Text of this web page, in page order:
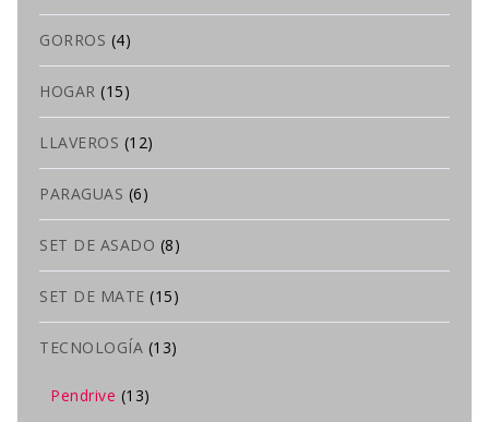
GORROS (4)
HOGAR (15)
LLAVEROS (12)
PARAGUAS (6)
SET DE ASADO (8)
SET DE MATE (15)
TECNOLOGÍA (13)
Pendrive (13)